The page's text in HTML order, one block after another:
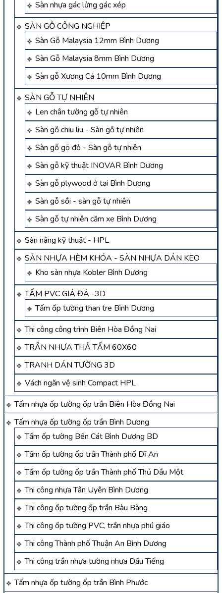
Sàn nhựa gác lửng gác xép
SÀN GỖ CÔNG NGHIỆP
Sàn Gỗ Malaysia 12mm Bình Dương
Sàn Gỗ Malaysia 8mm Bình Dương
Sàn gỗ Xương Cá 10mm Bình Dương
SÀN GỖ TỰ NHIÊN
Len chân tường gỗ tự nhiên
Sàn gỗ chiu liu - Sàn gỗ tự nhiên
Sàn gỗ gõ đỏ - Sàn gỗ tự nhiên
Sàn gỗ kỹ thuật INOVAR Bình Dương
Sàn gỗ plywood ở tại Bình Dương
Sàn gỗ sồi - sàn gỗ tự nhiên
Sàn gỗ tự nhiên căm xe Bình Dương
Sàn nâng kỹ thuật - HPL
SÀN NHỰA HÈM KHÓA - SÀN NHỰA DÁN KEO
Kho sàn nhựa Kobler Bình Dương
TẤM PVC GIẢ ĐÁ -3D
Tấm ốp tường than tre Bình Dương
Thi công công trình Biên Hòa Đồng Nai
TRẦN NHỰA THẢ TẤM 60X60
TRANH DÁN TƯỜNG 3D
Vách ngăn vệ sinh Compact HPL
Tấm nhựa ốp tường ốp trần Biên Hòa Đồng Nai
Tấm nhựa ốp tường ốp trần Bình Dương
Tấm ốp tường Bến Cát Bình Dương BD
Tấm ốp tường ốp trần Thành phố Dĩ An
Tấm ốp tường ốp trần Thành phố Thủ Dầu Một
Thi công nhựa Tân Uyên Bình Dương
Thi công ốp tường ốp trần Bàu Bàng
Thi công ốp tường PVC, trần nhựa phú giáo
Thi công Thành phố Thuận An Bình Dương
Thi công trần nhựa tường nhựa Dầu Tiếng
Tấm nhựa ốp tường ốp trần Bình Phước